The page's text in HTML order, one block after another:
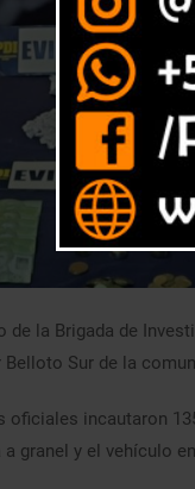
la Brigada de
Sur de la
incautaron
granel y el vehículo